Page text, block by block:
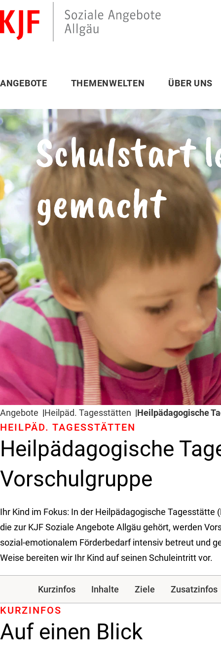
ANGEBOTE THEMENWELTEN ÜBER UNS
Schulstart
gemacht
Angebote Heilpäd­. Tages­stätten Heil­päda­gogische
Heil­päda­gogische
Vorschul­gruppe
HEILPÄD­. TAGES­STÄTTEN
Ihr Kind im Fokus: In der Heilpädagogische Tagesstätte
die zur KJF Soziale Angebote Allgäu gehört, werden
sozial-emotionalem Förderbedarf intensiv betreut und
Weise bereiten wir Ihr Kind auf seinen Schuleintritt vor.
Kurzinfos Inhalte Ziele Zusatzinfos
Auf einen Blick
KURZINFOS